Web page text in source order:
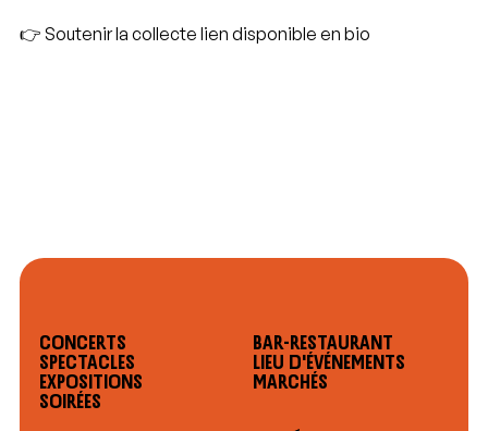
👉 Soutenir la collecte lien disponible en bio
Concerts
Spectacles
Expositions
Soirées
Bar-restaurant
Lieu d'événements
Marchés